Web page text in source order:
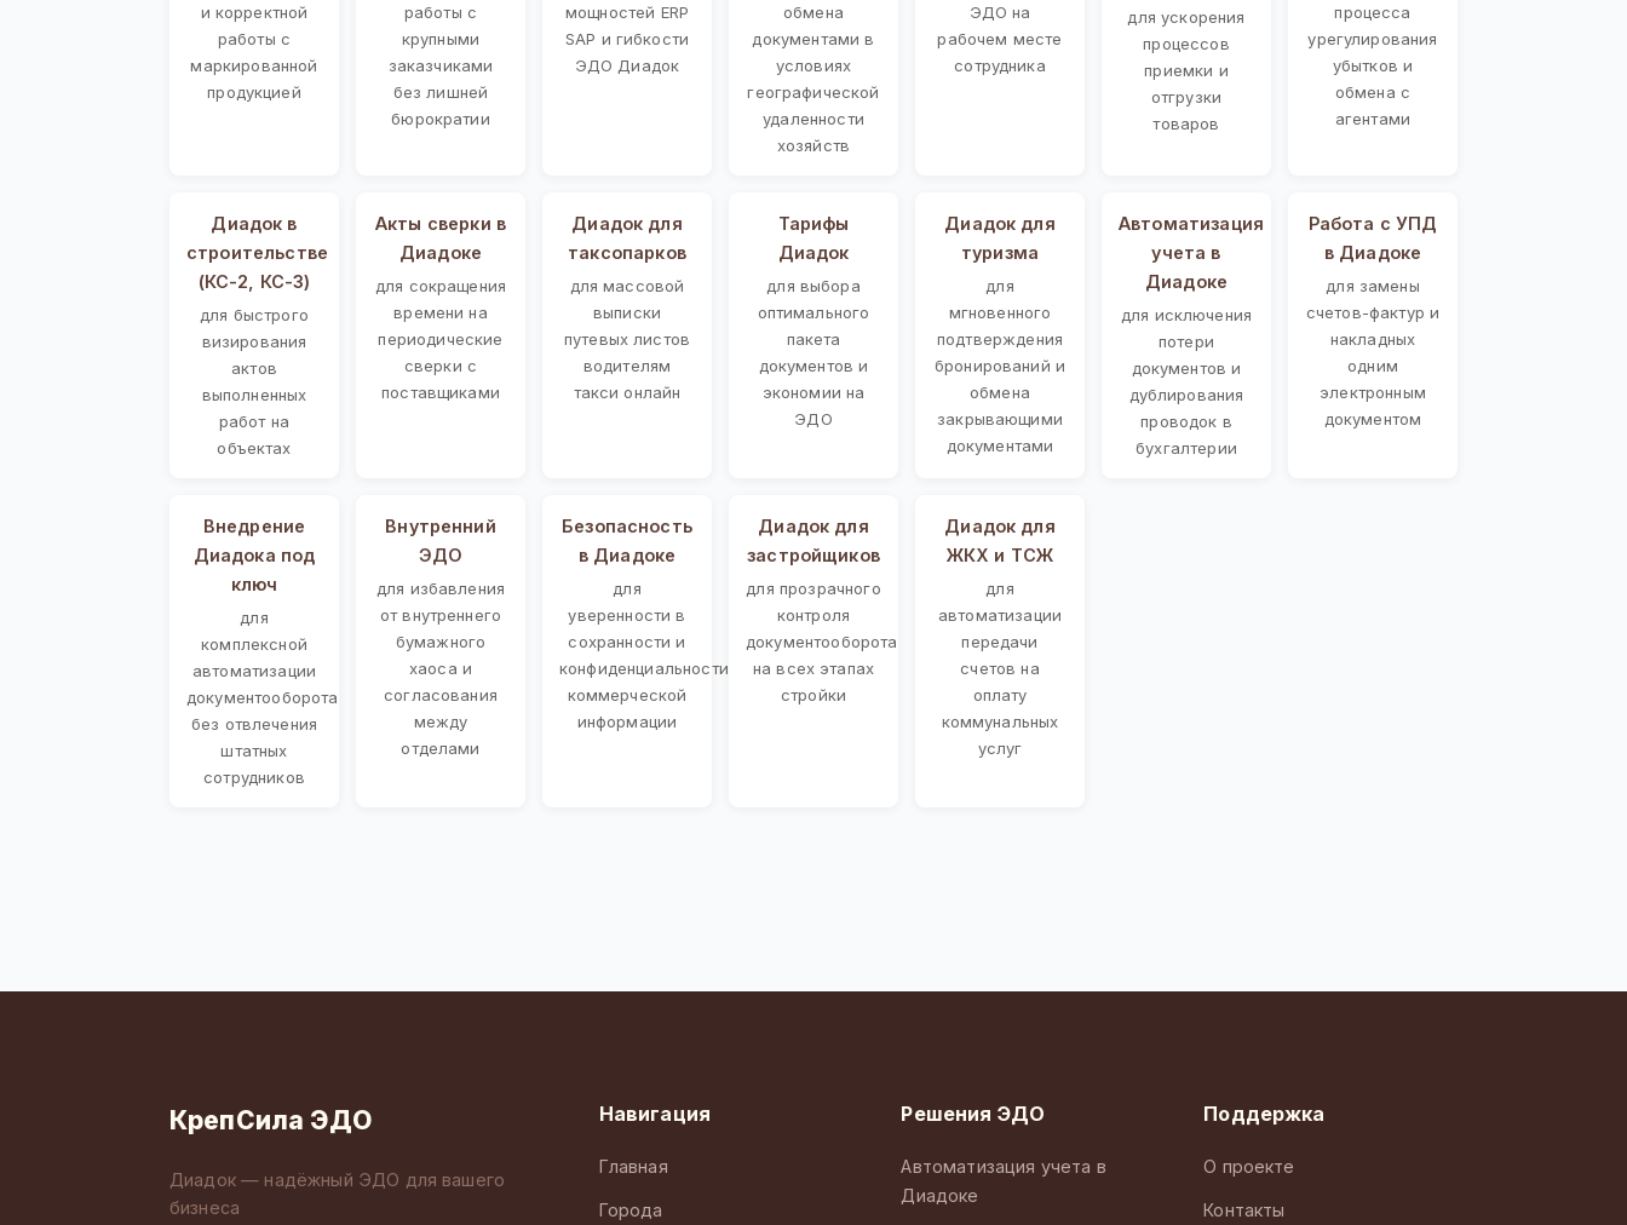
и корректной
работы с
маркированной
продукцией
работы с
крупными
заказчиками
без лишней
бюрократии
мощностей ERP
SAP и гибкости
ЭДО Диадок
обмена
документами в
условиях
географической
удаленности
хозяйств
ЭДО на
рабочем месте
сотрудника
для ускорения
процессов
приемки и
отгрузки
товаров
процесса
урегулирования
убытков и
обмена с
агентами
Диадок в
строительстве
(КС-2, КС-3)
для быстрого
визирования
актов
выполненных
работ на
объектах
Акты сверки в
Диадоке
для сокращения
времени на
периодические
сверки с
поставщиками
Диадок для
таксопарков
для массовой
выписки
путевых листов
водителям
такси онлайн
Тарифы
Диадок
для выбора
оптимального
пакета
документов и
экономии на
ЭДО
Диадок для
туризма
для
мгновенного
подтверждения
бронирований и
обмена
закрывающими
документами
Автоматизация
учета в
Диадоке
для исключения
потери
документов и
дублирования
проводок в
бухгалтерии
Работа с УПД
в Диадоке
для замены
счетов-фактур и
накладных
одним
электронным
документом
Внедрение
Диадока под
ключ
для
комплексной
автоматизации
документооборота
без отвлечения
штатных
сотрудников
Внутренний
ЭДО
для избавления
от внутреннего
бумажного
хаоса и
согласования
между
отделами
Безопасность
в Диадоке
для
уверенности в
сохранности и
конфиденциальности
коммерческой
информации
Диадок для
застройщиков
для прозрачного
контроля
документооборота
на всех этапах
стройки
Диадок для
ЖКХ и ТСЖ
для
автоматизации
передачи
счетов на
оплату
коммунальных
услуг
КрепСила ЭДО
Диадок — надёжный ЭДО для вашего
бизнеса
Навигация
Главная
Города
Решения ЭДО
Автоматизация учета в
Диадоке
Поддержка
О проекте
Контакты